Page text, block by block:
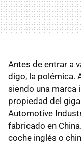
Antes de entrar a
digo, la polémica.
siendo una marca
propiedad del
Automotive
fabricado en
coche inglés o